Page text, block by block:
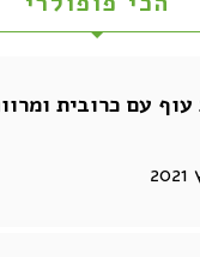
עוף עם כרובית